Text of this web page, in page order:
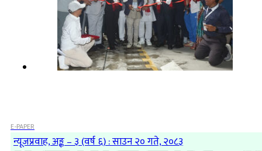
E-PAPER
न्यूजप्रवाह, अङ्क – ३ (वर्ष ६) : साउन २० गते, २०८३